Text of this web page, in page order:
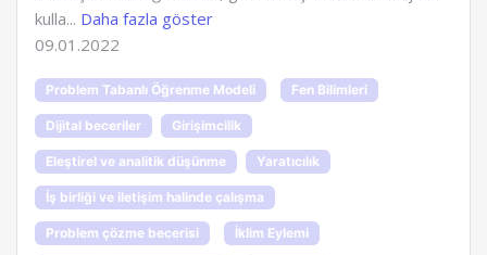
kulla... Daha fazla göster
09.01.2022
Problem Tabanlı Öğrenme Modeli Fen Bilimleri
Dijital beceriler Girişimcilik
Eleştirel ve analitik düşünme Yaratıcılık
İş birliği ve iletişim halinde çalışma
Problem çözme becerisi İklim Eylemi